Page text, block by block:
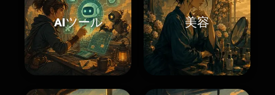
AIツール 美容